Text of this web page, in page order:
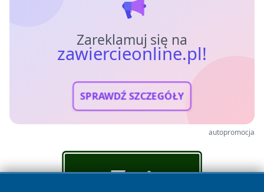
Zareklamuj się na
zawiercieonline.pl!
SPRAWDŹ SZCZEGÓŁY
autopromocja